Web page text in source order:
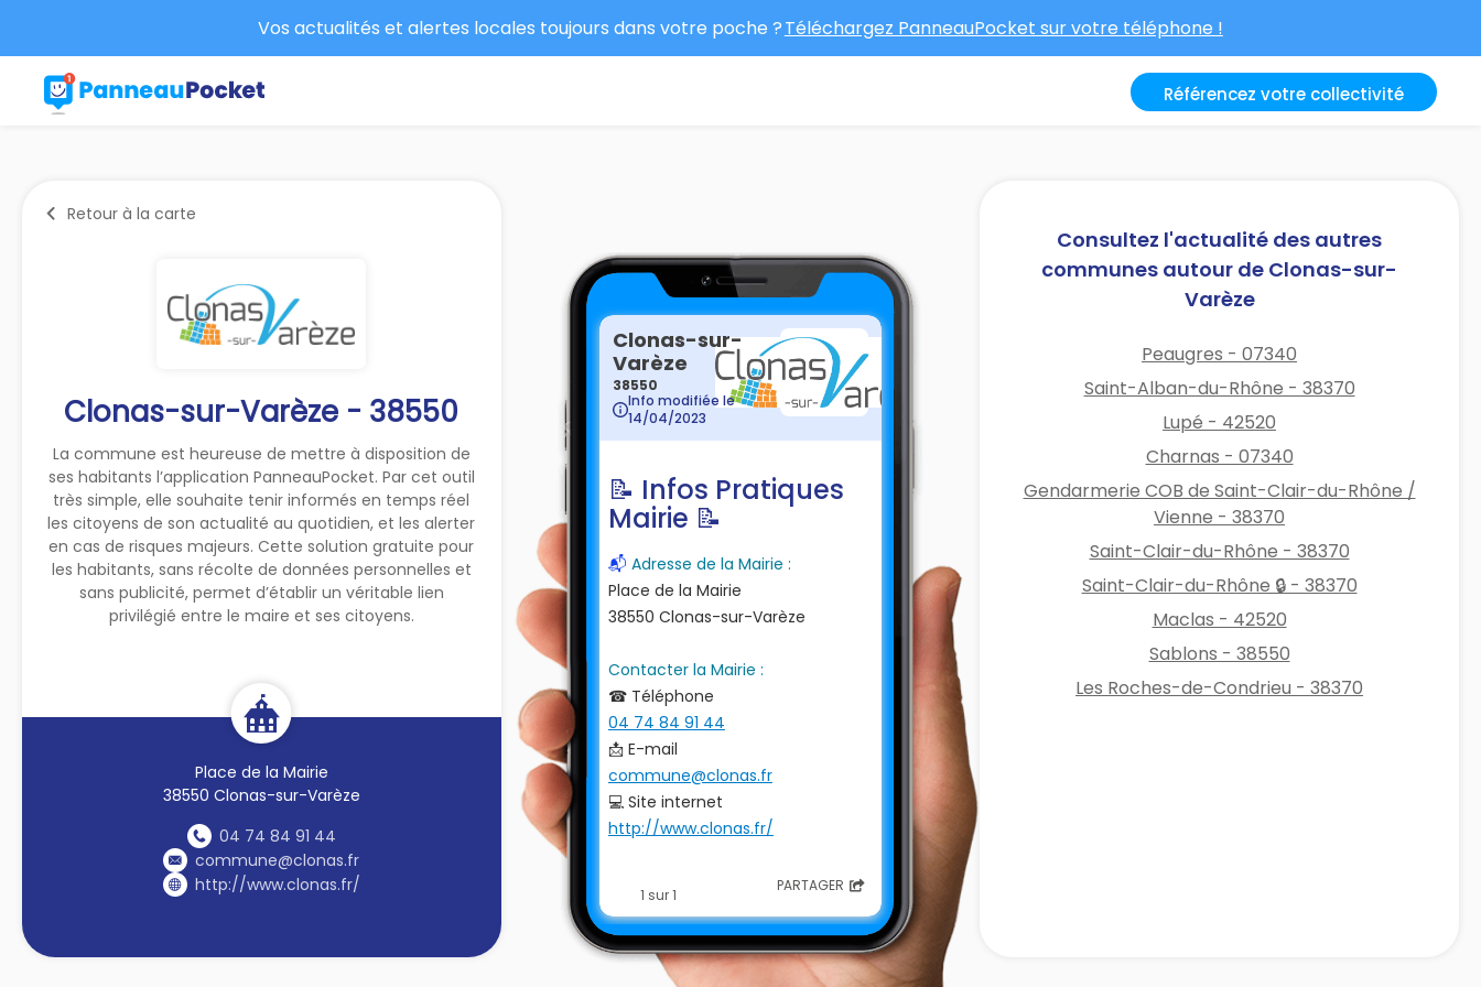
Vos actualités et alertes locales toujours dans votre poche ?Téléchargez PanneauPocket sur votre téléphone !
Référencez votre collectivité
Retour à la carte
Clonas-sur-Varèze - 38550
La commune est heureuse de mettre à disposition de
ses habitants l’application PanneauPocket. Par cet outil
très simple, elle souhaite tenir informés en temps réel
les citoyens de son actualité au quotidien, et les alerter
en cas de risques majeurs. Cette solution gratuite pour
les habitants, sans récolte de données personnelles et
sans publicité, permet d’établir un véritable lien
privilégié entre le maire et ses citoyens.
Place de la Mairie
38550 Clonas-sur-Varèze
04 74 84 91 44
commune@clonas.fr
http://www.clonas.fr/
Clonas-sur-
Varèze
38550
Info modifiée le
14/04/2023
📝 Infos Pratiques
Mairie 📝
📬 Adresse de la Mairie :
Place de la Mairie
38550 Clonas-sur-Varèze
Contacter la Mairie :
☎ Téléphone
04 74 84 91 44
📩 E-mail
commune@clonas.fr
💻 Site internet
http://www.clonas.fr/
La mairie vous accueille
8 h 30 à 12 h
vendredi
Et de 13 h 30 à 18 hle vendredi
1 sur 1 PARTAGER
Consultez l'actualité des autres
communes autour de Clonas-sur-
Varèze
Peaugres - 07340
Saint-Alban-du-Rhône - 38370
Lupé - 42520
Charnas - 07340
Gendarmerie COB de Saint-Clair-du-Rhône /
Vienne - 38370
Saint-Clair-du-Rhône - 38370
Saint-Clair-du-Rhône 🔒 - 38370
Maclas - 42520
Sablons - 38550
Les Roches-de-Condrieu - 38370